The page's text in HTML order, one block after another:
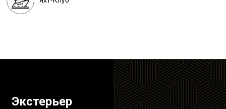
Экстерьер